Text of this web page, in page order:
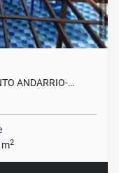
ANDARRIO-…
m2